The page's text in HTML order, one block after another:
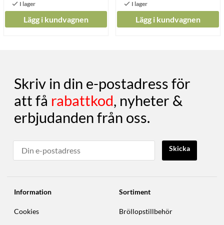
Lägg i kundvagnen Lägg i kundvagnen
Skriv in din e-postadress för
att få rabattkod, nyheter &
erbjudanden från oss.
Skicka
Information
Cookies
Sortiment
Bröllopstillbehör